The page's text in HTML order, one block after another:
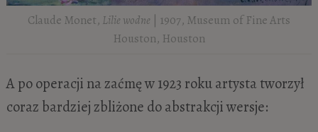
Claude Monet, Lilie wodne | 1907, Museum of Fine Arts
Houston, Houston
A po operacji na zaćmę w 1923 roku artysta tworzył
coraz bardziej zbliżone do abstrakcji wersje: